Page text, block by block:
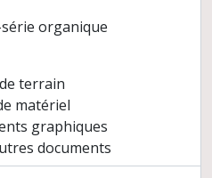
organique
terrain
matériel
graphiques
documents